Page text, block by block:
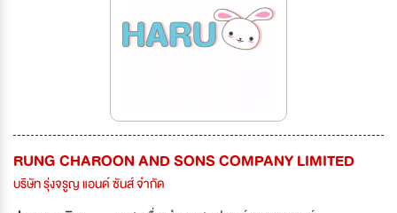
RUNG CHAROON AND SONS COMPANY LIMITED
บริษัท รุ่งจรูญ แอนด์ ซันส์ จำกัด